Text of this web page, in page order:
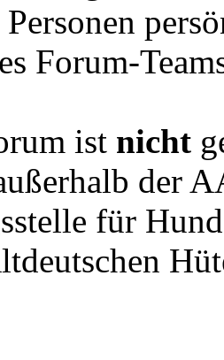
Personen
Forum-
ist nicht
der
für